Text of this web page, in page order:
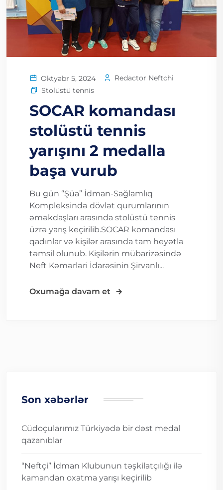
Oktyabr 5, 2024
Redactor Neftchi
Stolüstü tennis
SOCAR komandası
stolüstü tennis
yarışını 2 medalla
başa vurub
Bu gün “Şüa” İdman-Sağlamlıq
Kompleksində dövlət qurumlarının
əməkdaşları arasında stolüstü tennis
üzrə yarış keçirilib.SOCAR komandası
qadınlar və kişilər arasında tam heyətlə
təmsil olunub. Kişilərin mübarizəsində
Neft Kəmərləri İdarəsinin Şirvanlı...
Oxumağa davam et
Son xəbərlər
Cüdoçularımız Türkiyədə bir dəst medal
qazanıblar
“Neftçi” İdman Klubunun təşkilatçılığı ilə
kamandan oxatma yarışı keçirilib